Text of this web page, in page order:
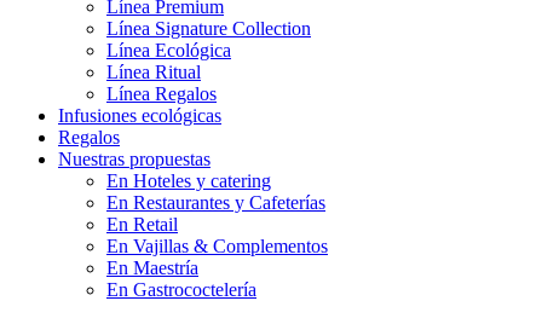
Línea Premium
Línea Signature Collection
Línea Ecológica
Línea Ritual
Línea Regalos
Infusiones ecológicas
Regalos
Nuestras propuestas
En Hoteles y catering
En Restaurantes y Cafeterías
En Retail
En Vajillas & Complementos
En Maestría
En Gastrococtelería